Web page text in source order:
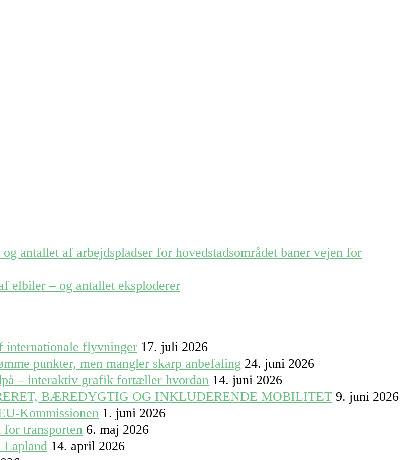
antallet af arbejdspladser for hovedstadsområdet baner vejen for
elbiler – og antallet eksploderer
internationale flyvninger 17. juli 2026
punkter, men mangler skarp anbefaling 24. juni 2026
– interaktiv grafik fortæller hvordan 14. juni 2026
BÆREDYGTIG OG INKLUDERENDE MOBILITET 9. juni 2026
Kommissionen 1. juni 2026
transporten 6. maj 2026
Lapland 14. april 2026